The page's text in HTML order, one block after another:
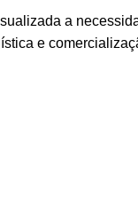
a
e